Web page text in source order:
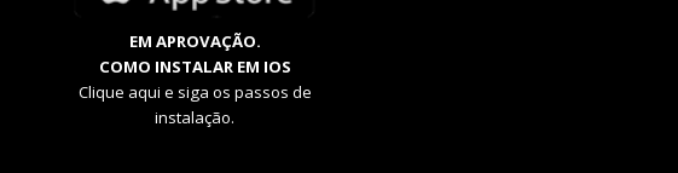
EM APROVAÇÃO.
COMO INSTALAR EM IOS
Clique aqui e siga os passos de
instalação.